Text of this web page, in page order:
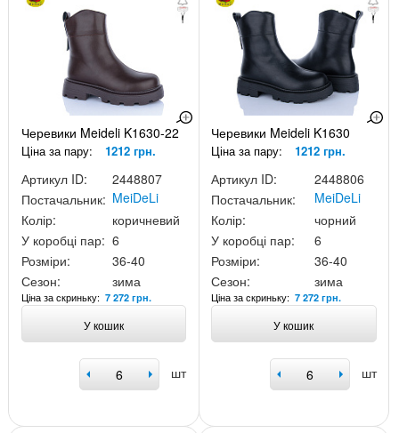
Черевики Meideli K1630-22
Ціна за пару: 1212 грн.
Артикул ID:
2448807
Постачальник: MeiDeLi
Колір:
коричневий
У коробці пар: 6
Розміри:
36-40
Сезон:
зима
Ціна за скриньку: 7 272 грн.
У кошик
шт
Черевики Meideli K1630
Ціна за пару: 1212 грн.
Артикул ID:
2448806
Постачальник:
MeiDeLi
Колір:
чорний
У коробці пар:
6
Розміри:
36-40
Сезон:
зима
Ціна за скриньку:7 272 грн.
У кошик
шт